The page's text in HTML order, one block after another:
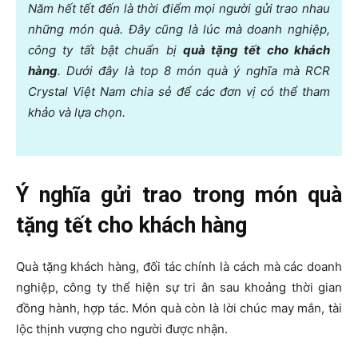
Năm hết tết đến là thời điểm mọi người gửi trao nhau
những món quà. Đây cũng là lúc mà doanh nghiệp,
công ty tất bật chuẩn bị quà tặng tết cho khách
hàng. Dưới đây là top 8 món quà ý nghĩa mà RCR
Crystal Việt Nam chia sẻ để các đơn vị có thể tham
khảo và lựa chọn.
Ý nghĩa gửi trao trong món quà
tặng tết cho khách hàng
Quà tặng khách hàng, đối tác chính là cách mà các doanh
nghiệp, công ty thể hiện sự tri ân sau khoảng thời gian
đồng hành, hợp tác. Món quà còn là lời chúc may mắn, tài
lộc thịnh vượng cho người được nhận.